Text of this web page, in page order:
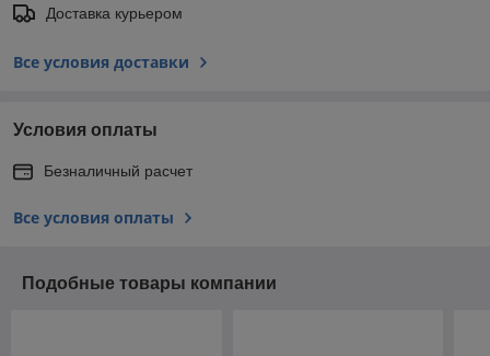
Доставка курьером
Все условия доставки
Условия оплаты
Безналичный расчет
Все условия оплаты
Подобные товары компании